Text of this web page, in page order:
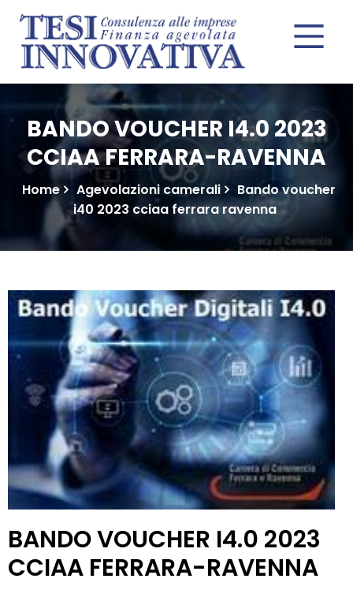
BANDO VOUCHER I4.0 2023
CCIAA FERRARA-RAVENNA
Home Agevolazioni camerali
Bando voucher
i40 2023 cciaa ferrara ravenna
BANDO VOUCHER I4.0 2023
CCIAA FERRARA-RAVENNA